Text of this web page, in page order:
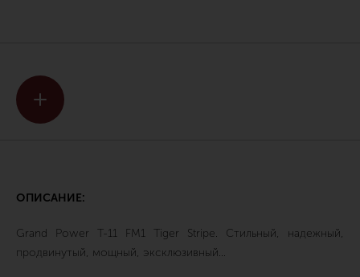
ОПИСАНИЕ:
Grand Power T-11 FM1 Tiger Stripe. Стильный, надежный,
продвинутый, мощный, эксклюзивный...